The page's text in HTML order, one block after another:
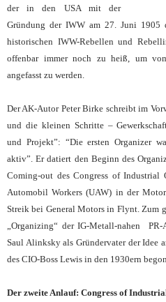
der in den USA mit der
Gründung der IWW am 27. Juni 1905
historischen IWW-Rebellen und
offenbar immer noch zu heiß, um
angefasst zu werden.
Der AK-Autor Peter Birke schreibt im
und die kleinen Schritte –
und Projekt”: “Die ersten Organizer
aktiv”. Er datiert den Beginn des
Coming-out des Congress of
Automobil Workers (UAW) in der
Streik bei General Motors in Flynt. Zum
„Organizing“ der IG-Metall-nahen PR-
Saul Alinksky als Gründervater der Idee
des CIO-Boss Lewis in den 1930ern
Der zweite Anlauf: Congress of